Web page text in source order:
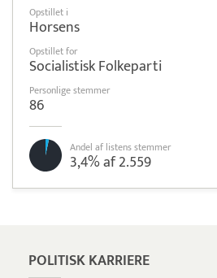
Opstillet i
Horsens
Opstillet for
Socialistisk Folkeparti
Personlige stemmer
86
Andel af listens stemmer
3,4% af 2.559
POLITISK KARRIERE